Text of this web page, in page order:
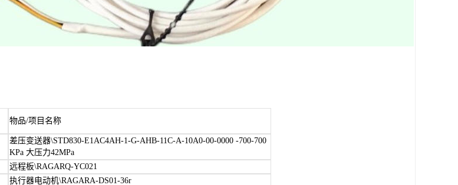
物品/项目名称
差压变送器\STD830-E1AC4AH-1-G-AHB-11C-A-10A0-00-0000 -700-700
KPa 大压力42MPa
远程板\RAGARQ-YC021
执行器电动机\RAGARA-DS01-36r